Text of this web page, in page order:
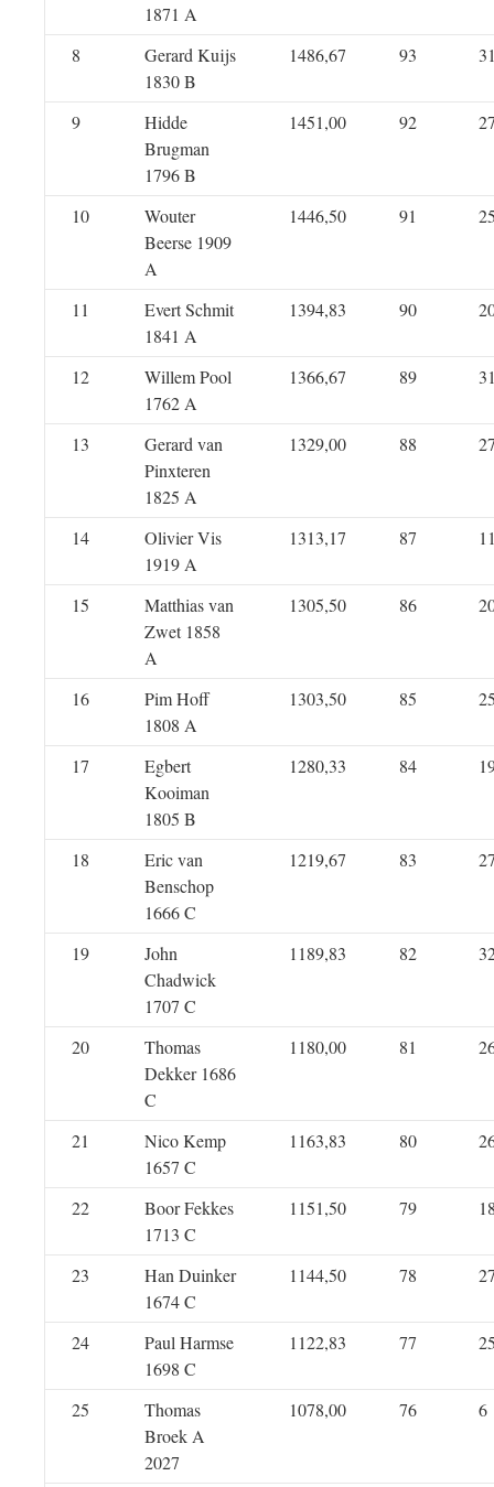
1871 A
8
Gerard Kuijs
1830 B
1486,67 93
9
Hidde
Brugman
1796 B
1451,00 92
10
Wouter
Beerse 1909
A
1446,50 91
11
Evert Schmit
1841 A
1394,83 90
12
Willem Pool
1762 A
1366,67 89
13
Gerard van
Pinxteren
1825 A
1329,00 88
14
Olivier Vis
1919 A
1313,17 87
15
Matthias van
Zwet 1858
A
1305,50 86
16
Pim Hoff
1808 A
1303,50 85
17
Egbert
Kooiman
1805 B
1280,33 84
18
Eric van
Benschop
1666 C
1219,67 83
19
John
Chadwick
1707 C
1189,83 82
20
Thomas
Dekker 1686
C
1180,00 81
21
Nico Kemp
1657 C
1163,83 80
22
Boor Fekkes
1713 C
1151,50 79
23
Han Duinker
1674 C
1144,50 78
24
Paul Harmse
1698 C
1122,83 77
25
Thomas
Broek A
2027
1078,00 76 6